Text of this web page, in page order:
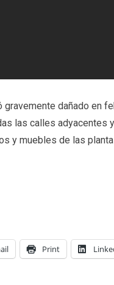
dañado en
las calles adyacentes
y muebles de las
Print